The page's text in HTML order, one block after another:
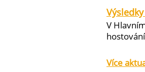
V
Více